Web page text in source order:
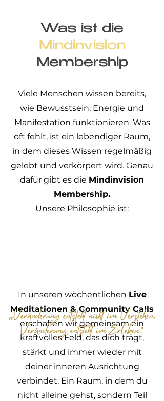
Was ist die
Mindinvision
Membership
Viele Menschen wissen bereits,
wie Bewusstsein, Energie und
Manifestation funktionieren. Was
oft fehlt, ist ein lebendiger Raum,
in dem dieses Wissen regelmäßig
gelebt und verkörpert wird. Genau
dafür gibt es die Mindinvision
Membership.
Unsere Philosophie ist:
In unseren wöchentlichen Live
Meditationen & Community Calls
erschaffen wir gemeinsam ein
kraftvolles Feld, das dich trägt,
stärkt und immer wieder mit
deiner inneren Ausrichtung
verbindet. Ein Raum, in dem du
nicht alleine gehst, sondern Teil